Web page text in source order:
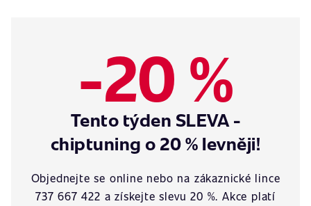
-20 %
Tento týden SLEVA -
chiptuning o 20 % levněji!
Objednejte se online nebo na zákaznické lince
737 667 422 a získejte slevu 20 %. Akce platí